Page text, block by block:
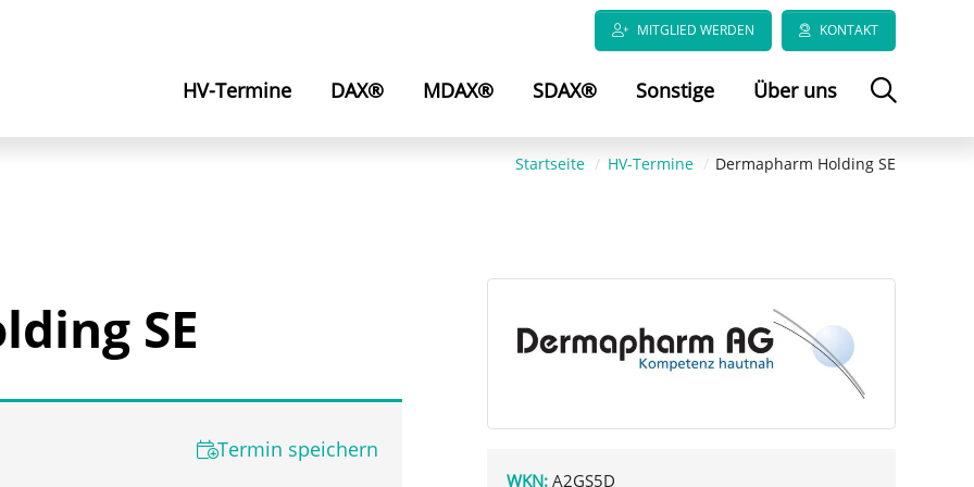
MITGLIED WERDEN KONTAKT
HV-Termine DAX® MDAX® SDAX® Sonstige Über uns
Startseite HV-Termine Dermapharm Holding SE
SE
Termin speichern
WKN: A2GS5D